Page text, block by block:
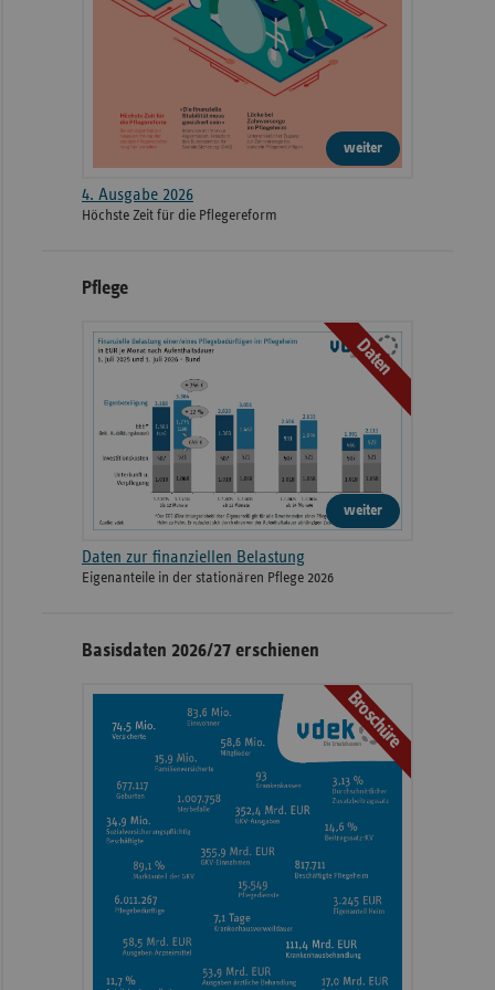
weiter
4. Ausgabe 2026
Höchste Zeit für die Pflegereform
Pflege
Daten
weiter
Daten zur finanziellen Belastung
Eigenanteile in der stationären Pflege 2026
Basisdaten 2026/27 erschienen
Broschüre